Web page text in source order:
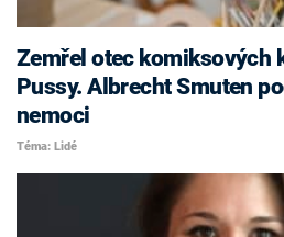
Zemřel otec komiksových
Pussy. Albrecht Smuten
nemoci
Téma: Lidé